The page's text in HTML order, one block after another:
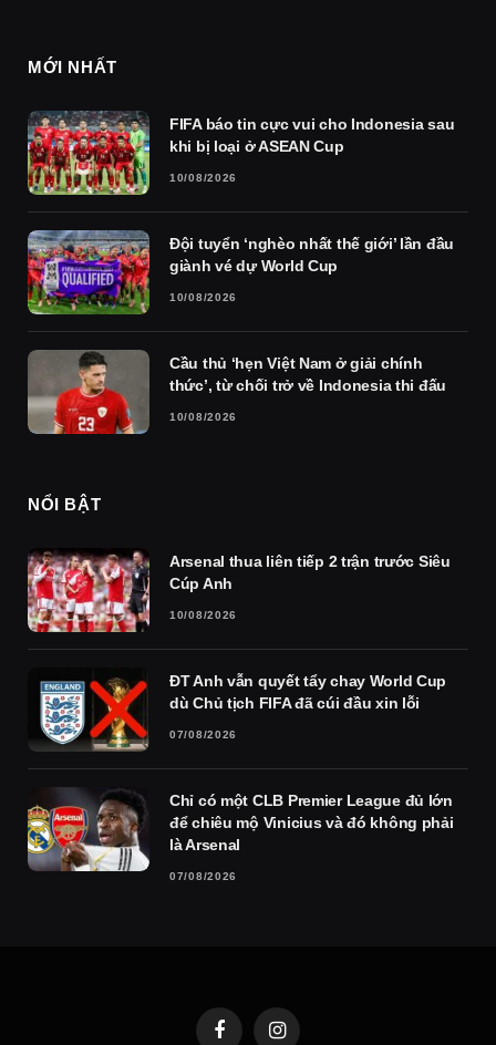
MỚI NHẤT
FIFA báo tin cực vui cho Indonesia sau
khi bị loại ở ASEAN Cup
10/08/2026
Đội tuyển ‘nghèo nhất thế giới’ lần đầu
giành vé dự World Cup
10/08/2026
Cầu thủ ‘hẹn Việt Nam ở giải chính
thức’, từ chối trở về Indonesia thi đấu
10/08/2026
NỔI BẬT
Arsenal thua liên tiếp 2 trận trước Siêu
Cúp Anh
10/08/2026
ĐT Anh vẫn quyết tẩy chay World Cup
dù Chủ tịch FIFA đã cúi đầu xin lỗi
07/08/2026
Chỉ có một CLB Premier League đủ lớn
để chiêu mộ Vinicius và đó không phải
là Arsenal
07/08/2026
FacebookInstagram